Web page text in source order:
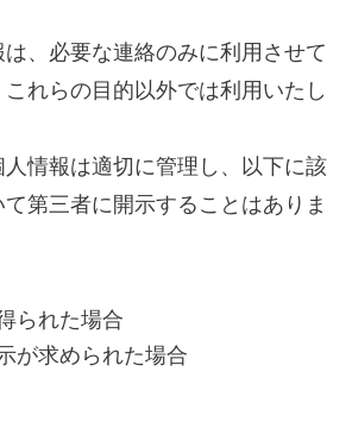
、必要な連絡のみに利用させて
れらの目的以外では利用いたし
人情報は適切に管理し、以下に該
第三者に開示することはありま
られた場合
が求められた場合